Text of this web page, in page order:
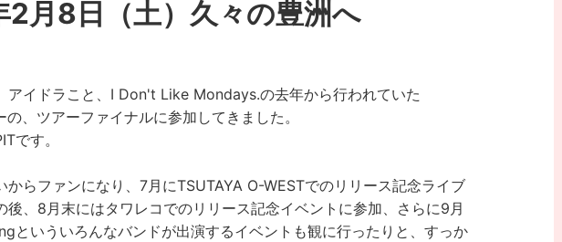
月8日（土）久々の豊洲へ
イドラこと、 I Don't Like Mondays.の去年から行われていた
の、ツアーファイナルに参加してきました。
です。
からファンになり、7月にTSUTAYA O-WESTでのリリース記念ライブ
後、8月末にはタワレコでのリリース記念イベントに参加、さらに9月
といういろんなバンドが出演するイベントも観に行ったりと、すっか